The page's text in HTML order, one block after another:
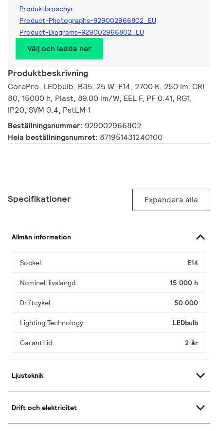
Produktbroschyr
Product-Photographs-929002966802_EU
Product-Diagrams-929002966802_EU
Välj och ladda ner
Produktbeskrivning
CorePro, LEDbulb, B35, 25 W, E14, 2700 K, 250 lm, CRI
80, 15000 h, Plast, 89.00 lm/W, EEL F, PF 0.41, RG1,
IP20, SVM 0.4, PstLM 1
Beställningsnummer: 929002966802
Hela beställningsnumret: 871951431240100
Specifikationer Expandera alla
Allmän information
Sockel E14
Nominell livslängd 15 000 h
Driftcykel 50 000
Lighting Technology LEDbulb
Garantitid 2 år
Ljusteknik
Drift och elektricitet